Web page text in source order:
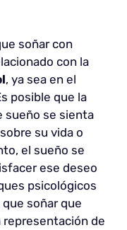
soñar con
con la
, ya sea en el
posible que la
sueño se sienta
su vida o
el sueño se
ese deseo
psicológicos
soñar que
representación de